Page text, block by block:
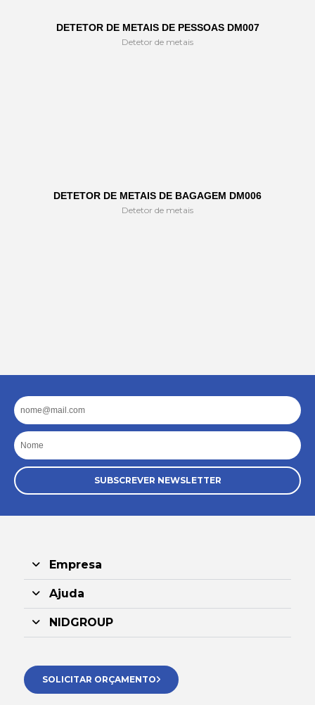
DETETOR DE METAIS DE PESSOAS DM007
Detetor de metais
DETETOR DE METAIS DE BAGAGEM DM006
Detetor de metais
Email
Nome
SUBSCREVER NEWSLETTER
Empresa
Ajuda
NIDGROUP
SOLICITAR ORÇAMENTO